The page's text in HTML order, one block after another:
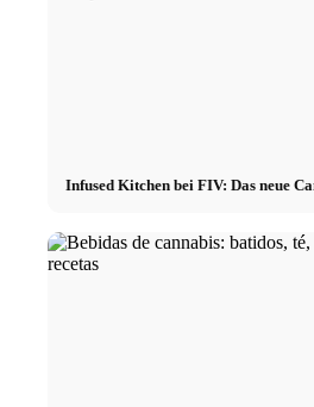
Infused Kitchen bei FIV: Das neue